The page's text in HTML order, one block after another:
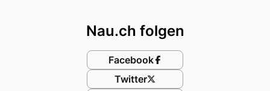
Nau.ch folgen
Facebook
Twitter